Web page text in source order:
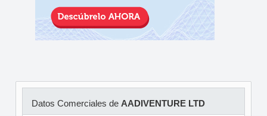
Datos Comerciales de AADIVENTURE LTD